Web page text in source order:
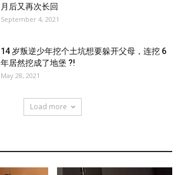
月后又再次长回
September 4, 2021
14 岁叛逆少年挖个土坑想要躲开父母，连挖 6
年居然挖成了地堡 ?!
May 28, 2021
Load more